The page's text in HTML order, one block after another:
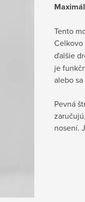
Tento
Celkovo
ďalšie
je
alebo
Pevná
nosení.